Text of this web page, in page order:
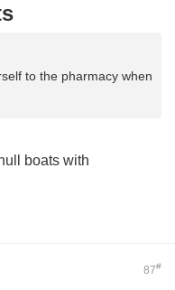
to the pharmacy when
boats with
87#